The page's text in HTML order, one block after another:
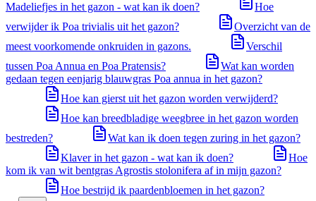
Madeliefjes in het gazon - wat kan ik doen?
Hoe
verwijder ik Poa trivialis uit het gazon?
Overzicht van de
meest voorkomende onkruiden in gazons.
Verschil
tussen Poa Annua en Poa Pratensis?
Wat kan worden
gedaan tegen eenjarig blauwgras Poa annua in het gazon?
Hoe kan gierst uit het gazon worden verwijderd?
Hoe kan breedbladige weegbree in het gazon worden
bestreden?
Wat kan ik doen tegen zuring in het gazon?
Klaver in het gazon - wat kan ik doen?
Hoe
kom ik van wit bentgras Agrostis stolonifera af in mijn gazon?
Hoe bestrijd ik paardenbloemen in het gazon?